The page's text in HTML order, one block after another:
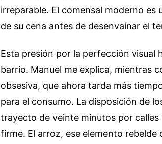
irreparable. El comensal moderno
de su cena antes de desenvainar el
Esta presión por la perfección visual
barrio. Manuel me explica, mientras
obsesiva, que ahora tarda más
para el consumo. La disposición de
trayecto de veinte minutos por
firme. El arroz, ese elemento rebelde